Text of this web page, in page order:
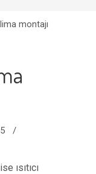
montajı
/
ısıtıcı